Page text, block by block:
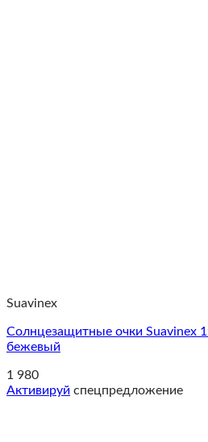
Suavinex
Солнцезащитные очки Suavinex
бежевый
1 980
Активируй спецпредложение